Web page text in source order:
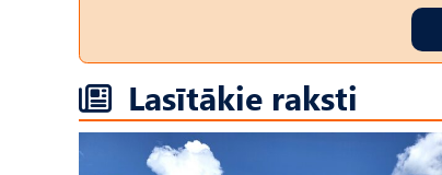
Lasītākie raksti